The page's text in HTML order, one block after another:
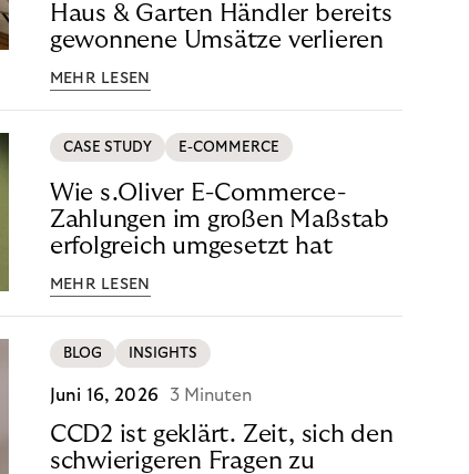
Haus & Garten Händler bereits
gewonnene Umsätze verlieren
MEHR LESEN
CASE STUDY E-COMMERCE
Wie s.Oliver E-Commerce-
Zahlungen im großen Maßstab
erfolgreich umgesetzt hat
MEHR LESEN
BLOG INSIGHTS
Juni 16, 2026 3 Minuten
CCD2 ist geklärt. Zeit, sich den
schwierigeren Fragen zu